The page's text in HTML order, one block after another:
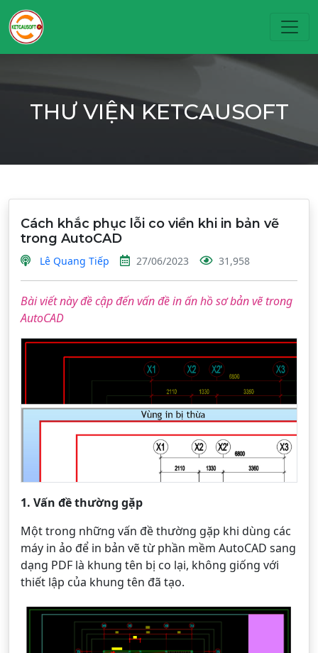
THƯ VIỆN KETCAUSOFT
Cách khắc phục lỗi co viền khi in bản vẽ
trong AutoCAD
Lê Quang Tiếp 27/06/2023 31,958
Bài viết này đề cập đến vấn đề in ấn hồ sơ bản vẽ trong
AutoCAD
1. Vấn đề thường gặp
Một trong những vấn đề thường gặp khi dùng các
máy in ảo để in bản vẽ từ phần mềm AutoCAD sang
dạng PDF là khung tên bị co lại, không giống với
thiết lập của khung tên đã tạo.